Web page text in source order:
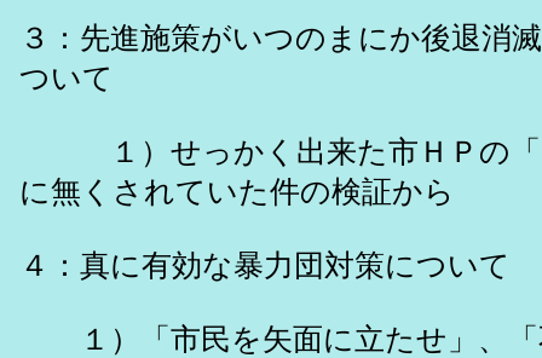
３：先進施策がいつのまにか後退消
ついて
１）せっかく出来た市ＨＰの「
に無くされていた件の検証から
４：真に有効な暴力団対策について
１）「市民を矢面に立たせ」、「